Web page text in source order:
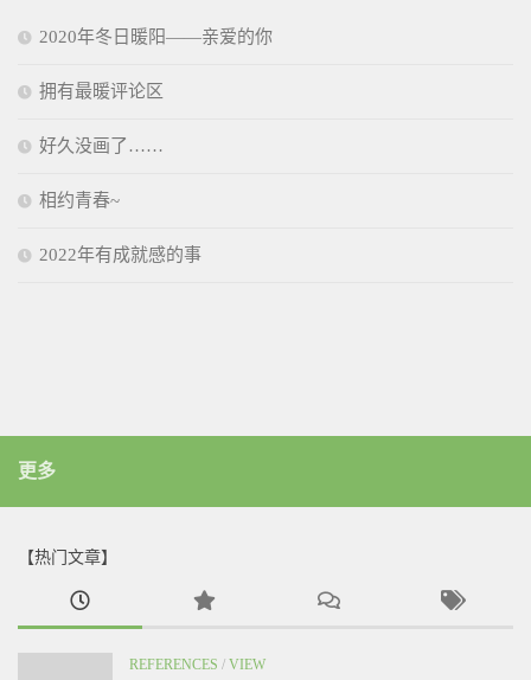
2020年冬日暖阳——亲爱的你
拥有最暖评论区
好久没画了……
相约青春~
2022年有成就感的事
更多
【热门文章】
REFERENCES / VIEW